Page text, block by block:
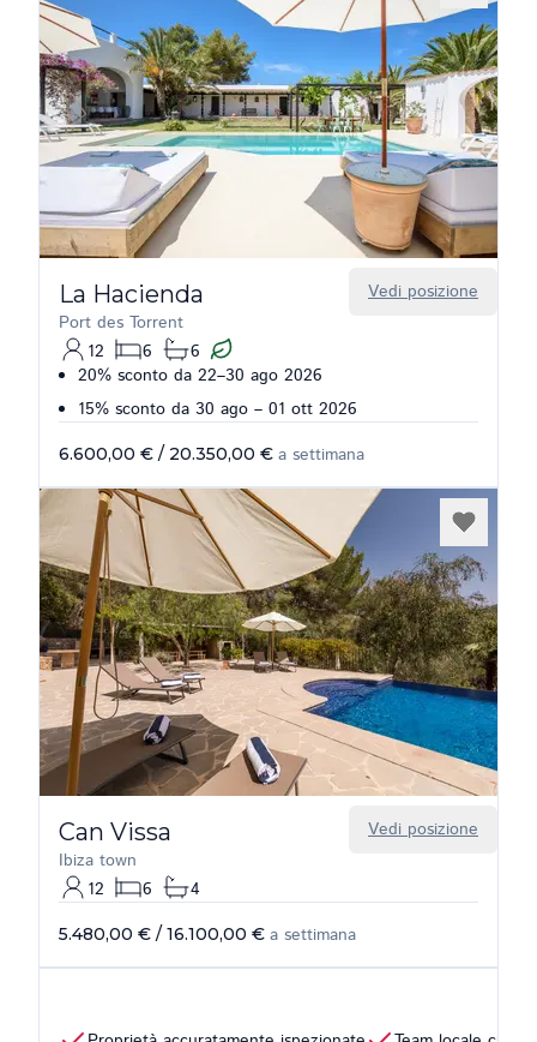
Vedi posizione
La Hacienda
Port des Torrent
12
6
6
20% sconto da 22–30 ago 2026
15% sconto da 30 ago – 01 ott 2026
6.600,00 € / 20.350,00 € a settimana
Vedi posizione
Can Vissa
Ibiza town
12
6 4
5.480,00 € / 16.100,00 € a settimana